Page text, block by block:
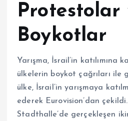
Protestolar
Boykotlar
Yarışma, İsrail’in katılımına
ülkelerin boykot çağrıları ile
ülke, İsrail’in yarışmaya
ederek Eurovision’dan
Stadthalle’de gerçekleşen